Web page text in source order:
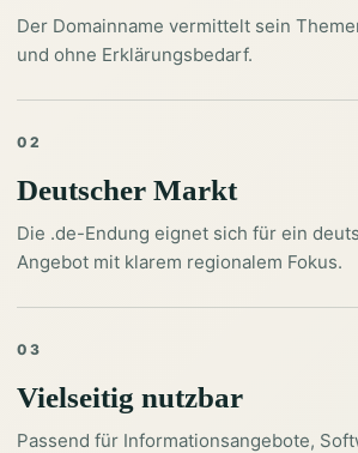
Der Domainname vermittelt sein
und ohne Erklärungsbedarf.
02
Deutscher Markt
Die .de-Endung eignet sich für ein
Angebot mit klarem regionalem Fokus.
03
Vielseitig nutzbar
Passend für Informationsangebote,